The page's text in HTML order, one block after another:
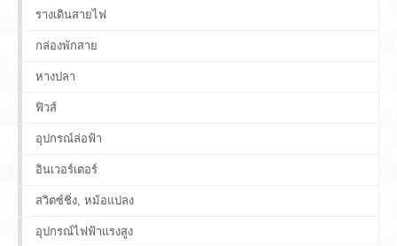
รางเดินสายไฟ
กล่องพักสาย
หางปลา
ฟิวส์
อุปกรณ์ล่อฟ้า
อินเวอร์เตอร์
สวิตซ์ชิ่ง, หม้อแปลง
อุปกรณ์ไฟฟ้าแรงสูง